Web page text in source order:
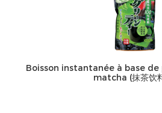
Boisson instantanée à base
matcha (抹茶饮